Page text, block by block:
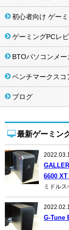
初心者向け ゲー
ゲーミングPCレ
BTOパソコンメー
ベンチマークスコ
ブログ
最新ゲーミン
6600
ミドル
G-Tune